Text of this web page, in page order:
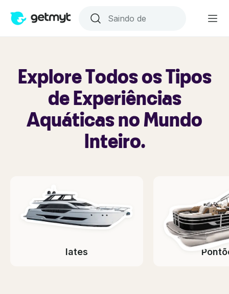
Explore Todos os Tipos
de Experiências
Aquáticas no Mundo
Inteiro.
Iates